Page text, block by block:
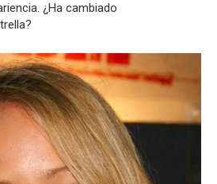
¿Ha cambiado